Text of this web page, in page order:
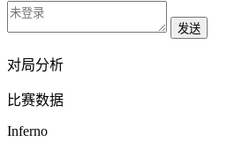
发送
对局分析
比赛数据
Inferno